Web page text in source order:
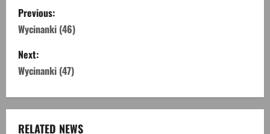
P
o
s
t
n
Previous:
Wycinanki (46)
Next:
Wycinanki (47)
RELATED NEWS